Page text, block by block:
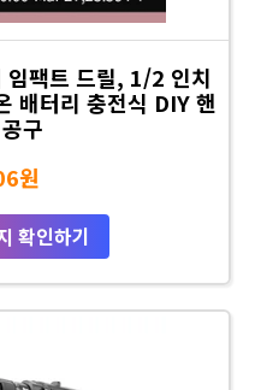
임팩트 드릴, 1/2 인치
배터리 충전식 DIY 핸
구
원
확인하기